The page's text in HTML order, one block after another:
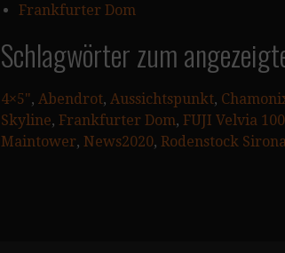
Frankfurter Dom
Schlagwörter zum
4×5", Abendrot, Aussichtspunkt,
Skyline, Frankfurter Dom, FUJI Velvia
Maintower, News2020, Rodenstock